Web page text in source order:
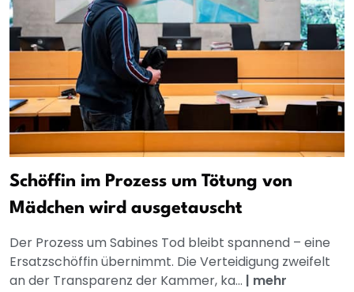
Schöffin im Prozess um Tötung von
Mädchen wird ausgetauscht
Der Prozess um Sabines Tod bleibt spannend – eine
Ersatzschöffin übernimmt. Die Verteidigung zweifelt
an der Transparenz der Kammer, ka... | mehr